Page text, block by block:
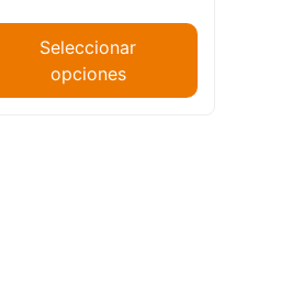
Seleccionar
opciones